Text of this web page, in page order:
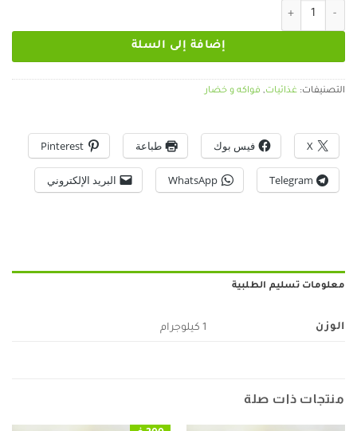
كمية صحن تمر فاخر
إضافة إلى السلة
التصنيفات: غذائيات, فواكه و خضار
X فيس بوك طباعة Pinterest
Telegram
WhatsApp البريد الإلكتروني
معلومات تسليم الطلبية
الوزن 1 كيلوجرام
منتجات ذات صلة